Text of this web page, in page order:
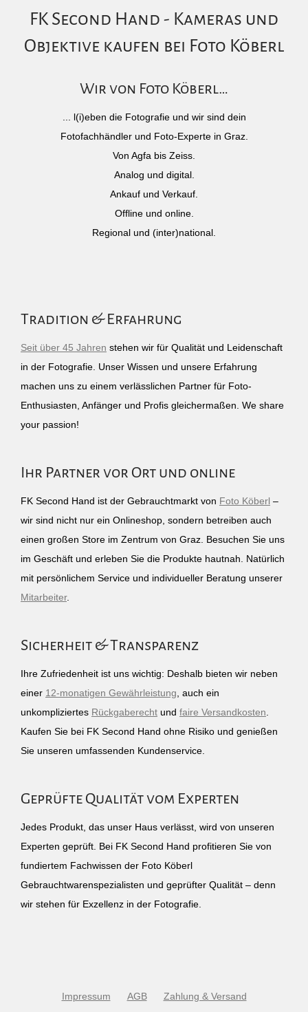
FK Second Hand - Kameras und
Objektive kaufen bei Foto Köberl
Wir von Foto Köberl…
... l(i)eben die Fotografie und wir sind dein
Fotofachhändler und Foto-Experte in Graz.
Von Agfa bis Zeiss.
Analog und digital.
Ankauf und Verkauf.
Offline und online.
Regional und (inter)national.
Tradition & Erfahrung
Seit über 45 Jahren stehen wir für Qualität und Leidenschaft
in der Fotografie. Unser Wissen und unsere Erfahrung
machen uns zu einem verlässlichen Partner für Foto-
Enthusiasten, Anfänger und Profis gleichermaßen. We share
your passion!
Ihr Partner vor Ort und online
FK Second Hand ist der Gebrauchtmarkt von Foto Köberl –
wir sind nicht nur ein Onlineshop, sondern betreiben auch
einen großen Store im Zentrum von Graz. Besuchen Sie uns
im Geschäft und erleben Sie die Produkte hautnah. Natürlich
mit persönlichem Service und individueller Beratung unserer
Mitarbeiter.
Sicherheit & Transparenz
Ihre Zufriedenheit ist uns wichtig: Deshalb bieten wir neben
einer 12-monatigen Gewährleistung , auch ein
unkompliziertes Rückgaberecht und faire Versandkosten
Kaufen Sie bei FK Second Hand ohne Risiko und genießen
Sie unseren umfassenden Kundenservice.
Geprüfte Qualität vom Experten
Jedes Produkt, das unser Haus verlässt, wird von unseren
Experten geprüft. Bei FK Second Hand profitieren Sie von
fundiertem Fachwissen der Foto Köberl
Gebrauchtwarenspezialisten und geprüfter Qualität – denn
wir stehen für Exzellenz in der Fotografie.
Impressum AGB Zahlung & Versand